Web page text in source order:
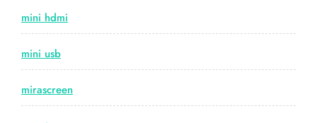
mini hdmi
mini usb
mirascreen